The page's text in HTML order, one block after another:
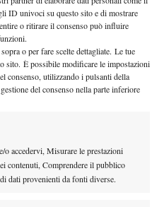
ID univoci su questo sito e di mostrare
o ritirare il consenso può influire
o per fare scelte dettagliate. Le tue
sito. È possibile modificare le impostazioni
consenso, utilizzando i pulsanti della
del consenso nella parte inferiore
accedervi, Misurare le prestazioni
contenuti, Comprendere il pubblico
dati provenienti da fonti diverse.